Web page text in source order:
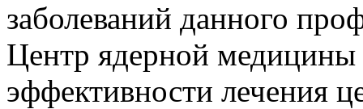
заболеваний данного
Центр ядерной
эффективности лечения